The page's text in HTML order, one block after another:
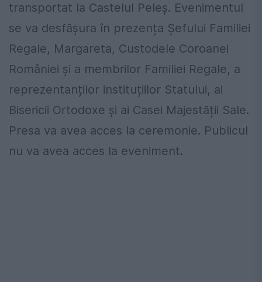
transportat la Castelul Peleș. Evenimentul
se va desfășura în prezența Șefului Familiei
Regale, Margareta, Custodele Coroanei
României și a membrilor Familiei Regale, a
reprezentanților instituțiilor Statului, ai
Bisericii Ortodoxe și ai Casei Majestății Sale.
Presa va avea acces la ceremonie. Publicul
nu va avea acces la eveniment.